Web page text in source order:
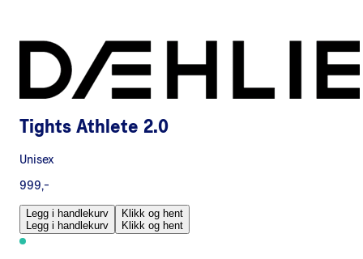
Tights Athlete 2.0
Unisex
999,-
Legg i handlekurv
Legg i handlekurv
Klikk og hent
Klikk og hent